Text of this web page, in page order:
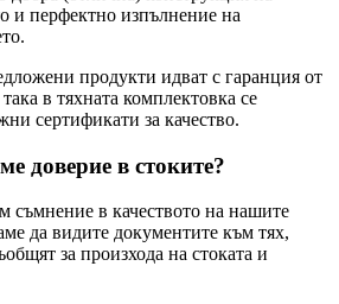
и перфектно изпълнение на
продукти идват с гаранция от
в тяхната комплектовка се
сертификати за качество.
доверие в стоките?
съмнение в качеството на нашите
да видите документите към тях,
за произхода на стоката и